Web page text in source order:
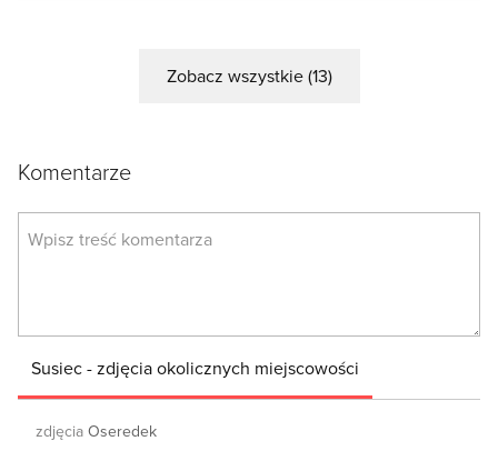
Zobacz wszystkie (13)
Komentarze
Susiec - zdjęcia okolicznych miejscowości
zdjęcia Oseredek